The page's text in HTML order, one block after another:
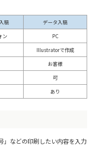
稿
データ入稿
ン
PC
Illustratorで作成
お客様
可
あり
」などの印刷したい内容を入力